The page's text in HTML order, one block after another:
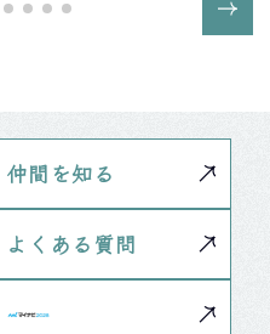
仲間を知る
よくある質問